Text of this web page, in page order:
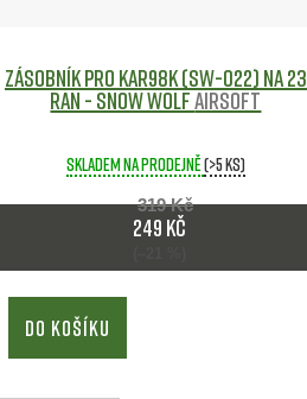
Zásobník pro Kar98k (SW-022) na 23
ran - Snow WolfAirsoft
Skladem na prodejně(>5 ks)
249 Kč
319 Kč
DO KOŠÍKU